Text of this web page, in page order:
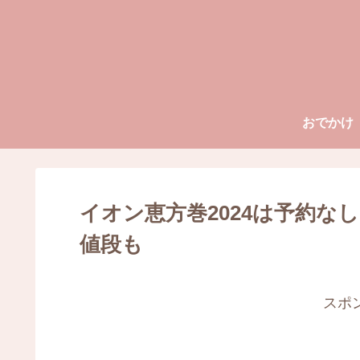
おでかけ
イオン恵方巻2024は予約な
値段も
スポ